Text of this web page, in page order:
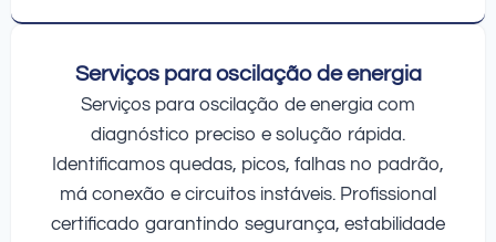
Serviços para oscilação de energia
Serviços para oscilação de energia com
diagnóstico preciso e solução rápida.
Identificamos quedas, picos, falhas no padrão,
má conexão e circuitos instáveis. Profissional
certificado garantindo segurança, estabilidade